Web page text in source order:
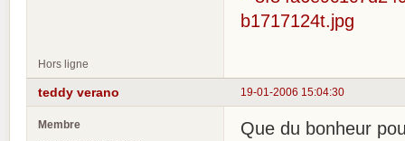
Hors ligne
19-01-2006 15:04:30
teddy verano
Membre
Que du bonheur